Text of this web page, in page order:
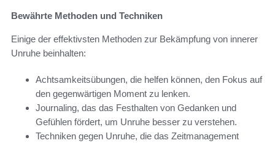
Bewährte Methoden und Techniken
Einige der effektivsten Methoden zur Bekämpfung von innerer
Unruhe beinhalten:
Achtsamkeitsübungen, die helfen können, den Fokus auf
den gegenwärtigen Moment zu lenken.
Journaling, das das Festhalten von Gedanken und
Gefühlen fördert, um Unruhe besser zu verstehen.
Techniken gegen Unruhe, die das Zeitmanagement